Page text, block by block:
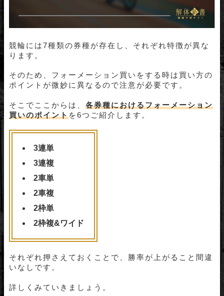
競輪には7種類の券種が存在し、それぞれ特徴が異な
ります。
そのため、フォーメーション買いをする時は買い方の
ポイントが微妙に異なるので注意が必要です。
そこでここからは、 各券種におけるフォーメーション
買いのポイントを6つご紹介します。
3連単
3連複
2車単
2車複
2枠単
2枠複&ワイド
それぞれ押さえておくことで、勝率が上がること間違
いなしです。
詳しくみていきましょう。